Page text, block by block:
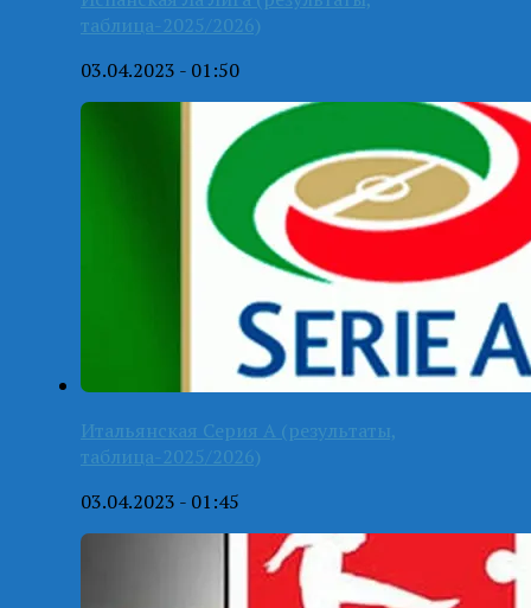
таблица-2025/2026)
03.04.2023 - 01:50
Итальянская Серия А (результаты,
таблица-2025/2026)
03.04.2023 - 01:45